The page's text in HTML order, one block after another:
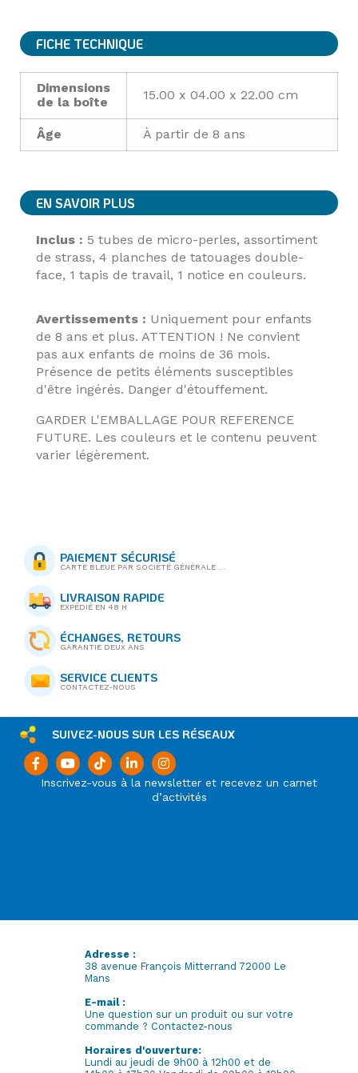
FICHE TECHNIQUE
Dimensions
de la boîte
15.00 x 04.00 x 22.00 cm
Âge À partir de 8 ans
EN SAVOIR PLUS
Inclus : 5 tubes de micro-perles, assortiment
de strass, 4 planches de tatouages double-
face, 1 tapis de travail, 1 notice en couleurs.
Avertissements : Uniquement pour enfants
de 8 ans et plus. ATTENTION ! Ne convient
pas aux enfants de moins de 36 mois.
Présence de petits éléments susceptibles
d'être ingérés. Danger d'étouffement.
GARDER L'EMBALLAGE POUR REFERENCE
FUTURE. Les couleurs et le contenu peuvent
varier légèrement.
PAIEMENT SÉCURISÉ
CARTE BLEUE PAR SOCIÉTÉ GÉNÉRALE ...
LIVRAISON RAPIDE
EXPÉDIÉ EN 48 H
ÉCHANGES, RETOURS
GARANTIE DEUX ANS
SERVICE CLIENTS
CONTACTEZ-NOUS
Inscrivez-vous à la newsletter et recevez un carnet
d’activités
SUIVEZ-NOUS SUR LES RÉSEAUX
Adresse :
38 avenue François Mitterrand 72000 Le
Mans
E-mail :
Une question sur un produit ou sur votre
commande ? Contactez-nous
Horaires d'ouverture:
Lundi au jeudi de 9h00 à 12h00 et de